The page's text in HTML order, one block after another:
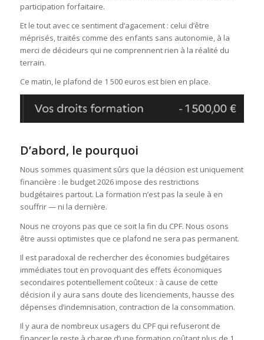
participation forfaitaire.
Et le tout avec ce sentiment d’agacement : celui d’être
méprisés, traités comme des enfants sans autonomie, à la
merci de décideurs qui ne comprennent rien à la réalité du
terrain.
Ce matin, le plafond de 1 500 euros est bien en place.
D’abord, le pourquoi
Nous sommes quasiment sûrs que la décision est uniquement
financière : le budget 2026 impose des restrictions
budgétaires partout. La formation n’est pas la seule à en
souffrir — ni la dernière.
Nous ne croyons pas que ce soit la fin du CPF. Nous osons
être aussi optimistes que ce plafond ne sera pas permanent.
Il est paradoxal de rechercher des économies budgétaires
immédiates tout en provoquant des effets économiques
secondaires potentiellement coûteux : à cause de cette
décision il y aura sans doute des licenciements, hausse des
dépenses d’indemnisation, contraction de la consommation.
Il y aura de nombreux usagers du CPF qui refuseront de